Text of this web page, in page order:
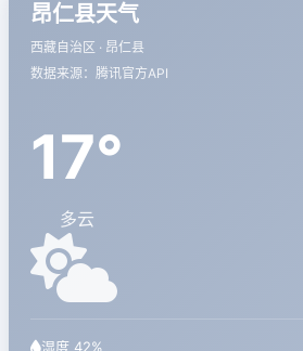
昂仁县天气
西藏自治区 · 昂仁县
数据来源：腾讯官方API
17°
多云
湿度 42%